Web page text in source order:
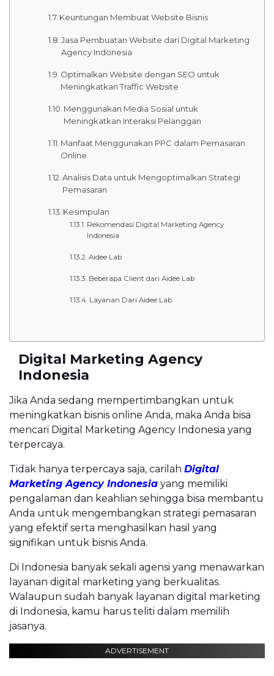
Keuntungan Membuat Website Bisnis
Jasa Pembuatan Website dari Digital Marketing
Agency Indonesia
Optimalkan Website dengan SEO untuk
Meningkatkan Traffic Website
Menggunakan Media Sosial untuk
Meningkatkan Interaksi Pelanggan
Manfaat Menggunakan PPC dalam Pemasaran
Online
Analisis Data untuk Mengoptimalkan Strategi
Pemasaran
Kesimpulan
Rekomendasi Digital Marketing Agency
Indonesia
Aidee Lab
Beberapa Client dari Aidee Lab
Layanan Dari Aidee Lab
Digital Marketing Agency
Indonesia
Jika Anda sedang mempertimbangkan untuk
meningkatkan bisnis online Anda, maka Anda bisa
mencari Digital Marketing Agency Indonesia yang
terpercaya.
Tidak hanya terpercaya saja, carilah Digital
Marketing Agency Indonesia yang memiliki
pengalaman dan keahlian sehingga bisa membantu
Anda untuk mengembangkan strategi pemasaran
yang efektif serta menghasilkan hasil yang
signifikan untuk bisnis Anda.
Di Indonesia banyak sekali agensi yang menawarkan
layanan digital marketing yang berkualitas.
Walaupun sudah banyak layanan digital marketing
di Indonesia, kamu harus teliti dalam memilih
jasanya.
ADVERTISEMENT